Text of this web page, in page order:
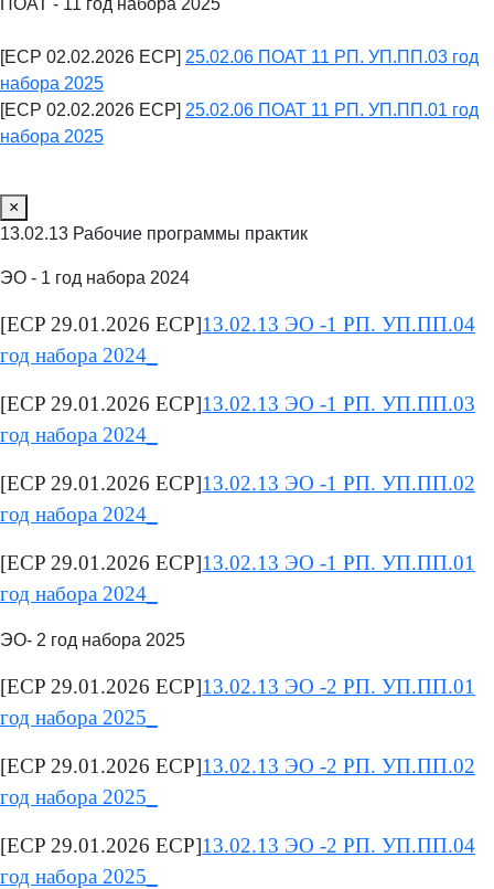
[ECP 02.02.2026 ECP] 25.02.06 ПОАТ 11 РП. УП.ПП.03 год
набора 2025
[ECP 02.02.2026 ECP] 25.02.06 ПОАТ 11 РП. УП.ПП.01 год
набора 2025
×
13.02.13 Рабочие программы практик
ЭО - 1 год набора 2024
[ECP 29.01.2026 ECP]13.02.13 ЭО -1 РП. УП.ПП.04
год набора 2024_
[ECP 29.01.2026 ECP]13.02.13 ЭО -1 РП. УП.ПП.03
год набора 2024_
[ECP 29.01.2026 ECP]13.02.13 ЭО -1 РП. УП.ПП.02
год набора 2024_
[ECP 29.01.2026 ECP]13.02.13 ЭО -1 РП. УП.ПП.01
год набора 2024_
ЭО- 2 год набора 2025
[ECP 29.01.2026 ECP]13.02.13 ЭО -2 РП. УП.ПП.01
год набора 2025_
[ECP 29.01.2026 ECP]13.02.13 ЭО -2 РП. УП.ПП.02
год набора 2025_
[ECP 29.01.2026 ECP]13.02.13 ЭО -2 РП. УП.ПП.04
год набора 2025_